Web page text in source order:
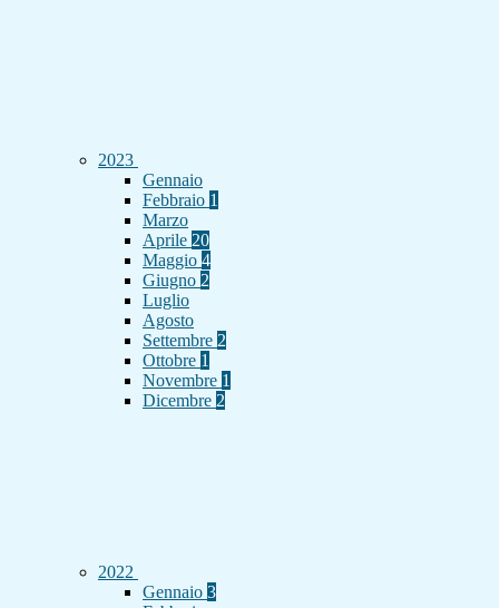
2023
Gennaio
Febbraio 1
Marzo
Aprile 20
Maggio 4
Giugno 2
Luglio
Agosto
Settembre 2
Ottobre 1
Novembre 1
Dicembre 2
2022
Gennaio 3